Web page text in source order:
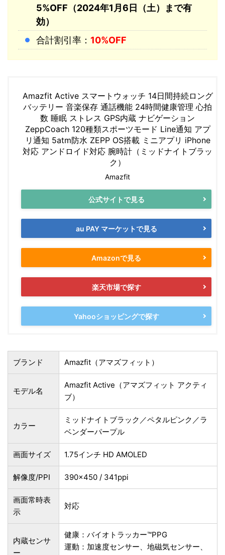
5%OFF（2024年1月6日（土）まで有
効）
合計割引率： 10%OFF
Amazfit Active スマートウォッチ 14日間持続ロング
バッテリー 音楽保存 通話機能 24時間健康管理 心拍
数 睡眠 ストレス GPS内蔵 ナビゲーション
ZeppCoach 120種類スポーツモード Line通知 アプ
リ通知 5atm防水 ZEPP OS搭載 ミニアプリ iPhone
対応 アンドロイド対応 腕時計（ミッドナイトブラッ
ク）
Amazfit
公式サイトで見る
au PAY マーケットで見る
Amazonで見る
楽天市場で探す
Yahooショッピングで探す
ブランド Amazfit（アマズフィット）
モデル名
Amazfit Active（アマズフィット アクティ
ブ）
カラー
ミッドナイトブラック／ペタルピンク／ラ
ベンダーパープル
画面サイズ 1.75インチ HD AMOLED
解像度/PPI 390×450 / 341ppi
画面常時表
示
対応
内蔵センサ
ー
健康：バイオトラッカー™PPG
運動：加速度センサー、地磁気センサー、